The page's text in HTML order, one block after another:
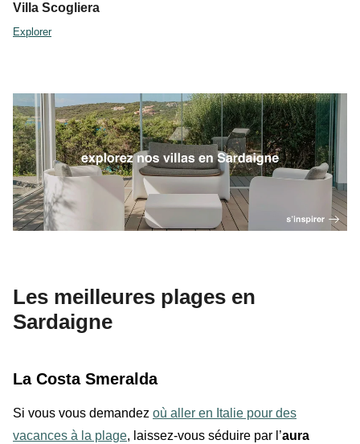
Villa Scogliera
Explorer
Les meilleures plages en
Sardaigne
La Costa Smeralda
Si vous vous demandez où aller en Italie pour des
vacances à la plage, laissez-vous séduire par l’aura